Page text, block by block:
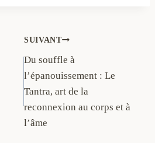
SUIVANT
Du souffle à
l’épanouissement : Le
Tantra, art de la
reconnexion au corps et à
l’âme